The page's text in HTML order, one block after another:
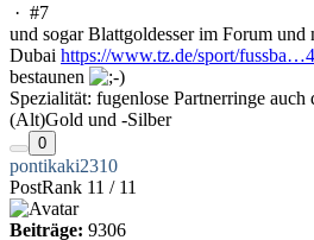
· #7
und sogar Blattgoldesser im Forum und
Dubai https://www.tz.de/sport/
bestaunen
Spezialität: fugenlose Partnerringe auch
(Alt)Gold und -Silber
0
pontikaki2310
PostRank 11 / 11
Beiträge: 9306